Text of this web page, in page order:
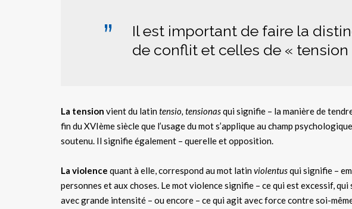
Il est important de faire la
de conflit et celles de « tension
La tension vient du latintensio, tensionasqui signifie – la manière de
fin du XVIème siècle que l’usage du mot s’applique au champ
soutenu. Il signifie également – querelle et opposition.
La violence quant à elle, correspond au mot latinviolentusqui signifie –
personnes et aux choses. Le mot violence signifie – ce qui est excessif,
avec grande intensité – ou encore – ce qui agit avec force contre soi-